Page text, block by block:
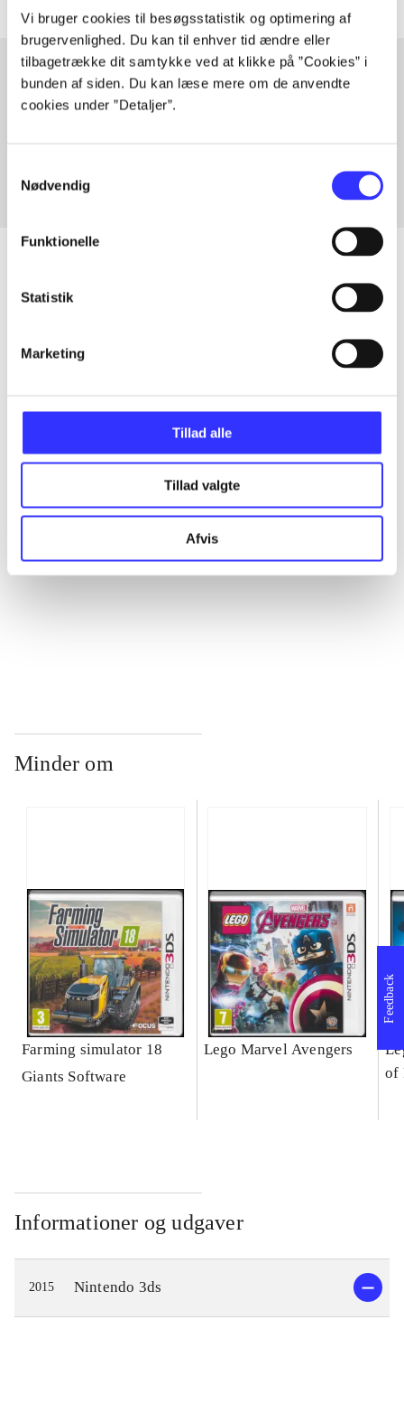
Vi bruger cookies til besøgsstatistik og optimering af
brugervenlighed. Du kan til enhver tid ændre eller
tilbagetrække dit samtykke ved at klikke på ”Cookies” i
bunden af siden. Du kan læse mere om de anvendte
cookies under ”Detaljer”.
Nødvendig
Funktionelle
Statistik
Marketing
Tillad alle
Tillad valgte
Afvis
Artikler med samme emner
...
...
Minder om
Farming simulator 18
Giants Software
Lego Marvel Avengers
of
Informationer og udgaver
2015 Nintendo 3ds
Feedback